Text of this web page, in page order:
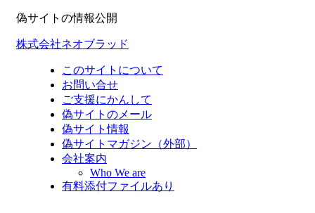
偽サイトの情報公開
株式会社ネオブラッド
このサイトについて
お問い合せ
ご支援にかんして
偽サイトのメール
偽サイト情報
偽サイトマガジン（外部）
会社案内
Who We are
有料添付ファイルあり